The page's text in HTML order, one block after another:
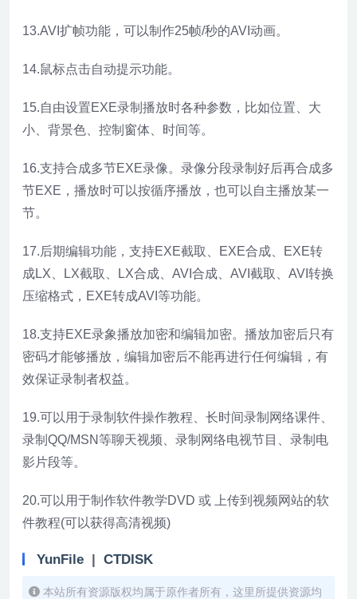
13.AVI扩帧功能，可以制作25帧/秒的AVI动画。
14.鼠标点击自动提示功能。
15.自由设置EXE录制播放时各种参数，比如位置、大
小、背景色、控制窗体、时间等。
16.支持合成多节EXE录像。录像分段录制好后再合成多
节EXE，播放时可以按循序播放，也可以自主播放某一
节。
17.后期编辑功能，支持EXE截取、EXE合成、EXE转
成LX、LX截取、LX合成、AVI合成、AVI截取、AVI转换
压缩格式，EXE转成AVI等功能。
18.支持EXE录象播放加密和编辑加密。播放加密后只有
密码才能够播放，编辑加密后不能再进行任何编辑，有
效保证录制者权益。
19.可以用于录制软件操作教程、长时间录制网络课件、
录制QQ/MSN等聊天视频、录制网络电视节目、录制电
影片段等。
20.可以用于制作软件教学DVD 或 上传到视频网站的软
件教程(可以获得高清视频)
YunFile | CTDISK
本站所有资源版权均属于原作者所有，这里所提供资源均